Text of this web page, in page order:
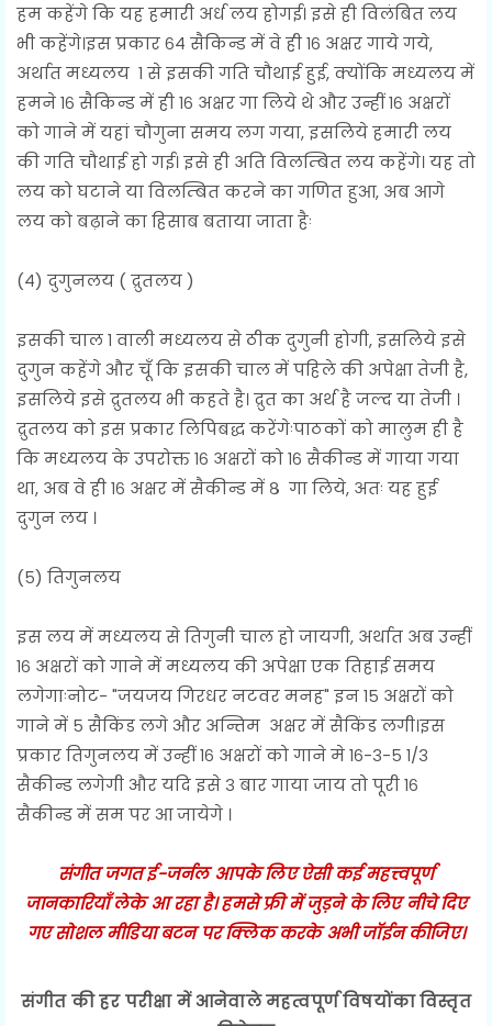
हम कहेंगे कि यह हमारी अर्ध लय होगई। इसे ही विलंबित लय
भी कहेंगे।इस प्रकार ६४ सैकिन्ड में वे ही १६ अक्षर गाये गये,
अर्थात मध्यलय १ से इसकी गति चौथाई हुई, क्योंकि मध्यलय में
हमने १६ सैकिन्ड में ही १६ अक्षर गा लिये थे और उन्हीं १६ अक्षरों
को गाने में यहां चौगुना समय लग गया, इसलिये हमारी लय
की गति चौथाई हो गई। इसे ही अति विलम्बित लय कहेंगे। यह तो
लय को घटाने या विलम्बित करने का गणित हुआ, अब आगे
लय को बढ़ाने का हिसाब बताया जाता हैः
(४) दुगुनलय ( द्रुतलय )
इसकी चाल १ वाली मध्यलय से ठीक दुगुनी होगी, इसलिये इसे
दुगुन कहेंगे और चूँ कि इसकी चाल में पहिले की अपेक्षा तेजी है,
इसलिये इसे द्रुतलय भी कहते है। द्रुत का अर्थ है जल्द या तेजी ।
द्रुतलय को इस प्रकार लिपिबद्ध करेंगेःपाठकों को मालुम ही है
कि मध्यलय के उपरोक्त १६ अक्षरों को १६ सैकीन्ड में गाया गया
था, अब वे ही १६ अक्षर में सैकीन्ड में ८ गा लिये, अतः यह हुई
दुगुन लय ।
(५) तिगुनलय
इस लय में मध्यलय से तिगुनी चाल हो जायगी, अर्थात अब उन्हीं
१६ अक्षरों को गाने में मध्यलय की अपेक्षा एक तिहाई समय
लगेगाःनोट- "जयजय गिरधर नटवर मनह" इन १५ अक्षरों को
गाने में ५ सैकिंड लगे और अन्तिम अक्षर में सैकिंड लगी।इस
प्रकार तिगुनलय में उन्हीं १६ अक्षरों को गाने मे १६-३-५ १/३
सैकीन्ड लगेगी और यदि इसे ३ बार गाया जाय तो पूरी १६
सैकीन्ड में सम पर आ जायेगे ।
संगीत जगत ई-जर्नल आपके लिए ऐसी कई महत्त्वपूर्ण
जानकारियाँ लेके आ रहा है। हमसे फ्री में जुड़ने के लिए नीचे दिए
गए सोशल मीडिया बटन पर क्लिक करके अभी जॉईन कीजिए।
संगीत की हर परीक्षा में आनेवाले महत्वपूर्ण विषयोंका विस्तृत